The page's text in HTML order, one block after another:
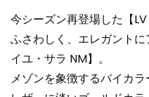
超
N
品
個
今シーズン再登場した【
ふさわしく、エレガント
イユ・サラ NM】。
メゾンを象徴するバイカ